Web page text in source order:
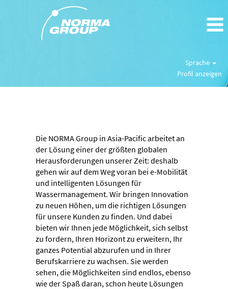
Sprache
Profil anzeigen
Die NORMA Group in Asia-Pacific arbeitet an
der Lösung einer der größten globalen
Herausforderungen unserer Zeit: deshalb
gehen wir auf dem Weg voran bei e-Mobilität
und intelligenten Lösungen für
Wassermanagement. Wir bringen Innovation
zu neuen Höhen, um die richtigen Lösungen
für unsere Kunden zu finden. Und dabei
bieten wir Ihnen jede Möglichkeit, sich selbst
zu fordern, Ihren Horizont zu erweitern, Ihr
ganzes Potential abzurufen und in Ihrer
Berufskarriere zu wachsen. Sie werden
sehen, die Möglichkeiten sind endlos, ebenso
wie der Spaß daran, schon heute Lösungen